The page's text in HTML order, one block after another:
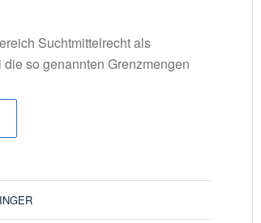
Suchtmittelrecht als
so genannten Grenzmengen